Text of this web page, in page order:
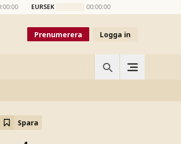
EURSEK 00:00:00
Prenumerera Logga in
Spara